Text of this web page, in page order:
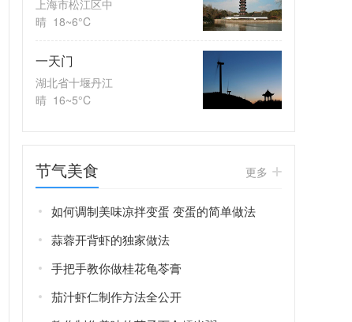
上海市松江区中
晴 18~6°C
一天门
湖北省十堰丹江
晴 16~5°C
节气美食 更多
如何调制美味凉拌变蛋 变蛋的简单做法
蒜蓉开背虾的独家做法
手把手教你做桂花龟苓膏
茄汁虾仁制作方法全公开